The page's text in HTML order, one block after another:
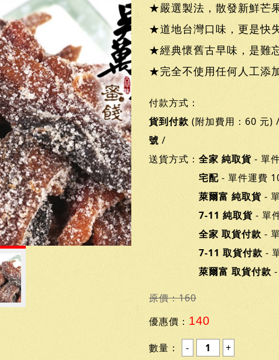
★嚴選製法，散發新鮮芒
★道地台灣口味，更是快
★經典懷舊古早味，是難
★完全不使用任何人工添
付款方式：
貨到付款 (附加費用：60 元) /
號 /
送貨方式： 全家 純取貨- 單
宅配- 單件運費
萊爾富 純取貨-
7-11 純取貨- 單
全家 取貨付款 -
7-11 取貨付款 -
萊爾富 取貨付款
原價：160
優惠價： 140
數量：